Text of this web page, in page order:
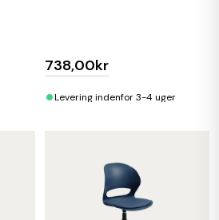
738,00kr
•Levering indenfor 3-4 uger